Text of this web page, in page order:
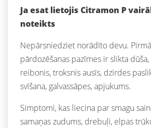
Ja esat lietojis Citramon P
noteikts
Nepārsniedziet norādīto devu.
pārdozēšanas pazīmes ir slikta dūša,
reibonis, troksnis ausīs, dzirdes
svīšana, galvassāpes, apjukums.
Simptomi, kas liecina par smagu
samaņas zudums, drebuļi, elpas